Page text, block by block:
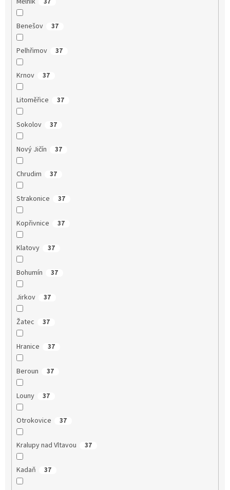
Benešov 37
Pelhřimov 37
Krnov 37
Litoměřice 37
Sokolov 37
Nový Jičín 37
Chrudim 37
Strakonice 37
Kopřivnice 37
Klatovy 37
Bohumín 37
Jirkov 37
Žatec 37
Hranice 37
Beroun 37
Louny 37
Otrokovice 37
Kralupy nad Vltavou 37
Kadaň 37